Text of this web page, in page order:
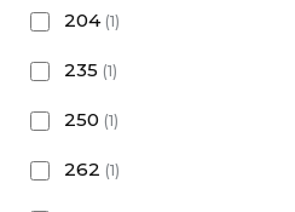
204 (1)
235 (1)
250 (1)
262 (1)